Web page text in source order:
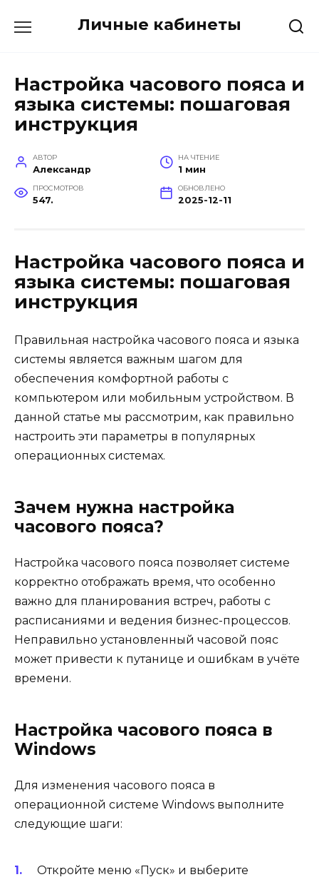
Личные кабинеты
Настройка часового пояса и
языка системы: пошаговая
инструкция
АВТОР
Александр
НА ЧТЕНИЕ
1 мин
ПРОСМОТРОВ
547.
ОБНОВЛЕНО
2025-12-11
Настройка часового пояса и
языка системы: пошаговая
инструкция
Правильная настройка часового пояса и языка
системы является важным шагом для
обеспечения комфортной работы с
компьютером или мобильным устройством. В
данной статье мы рассмотрим, как правильно
настроить эти параметры в популярных
операционных системах.
Зачем нужна настройка
часового пояса?
Настройка часового пояса позволяет системе
корректно отображать время, что особенно
важно для планирования встреч, работы с
расписаниями и ведения бизнес-процессов.
Неправильно установленный часовой пояс
может привести к путанице и ошибкам в учёте
времени.
Настройка часового пояса в
Windows
Для изменения часового пояса в
операционной системе Windows выполните
следующие шаги:
Откройте меню «Пуск» и выберите